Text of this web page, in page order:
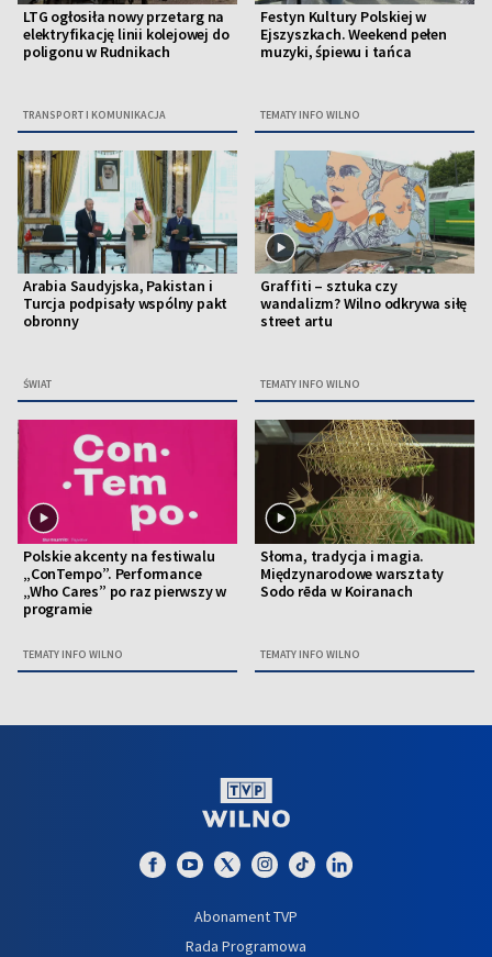
LTG ogłosiła nowy przetarg na
elektryfikację linii kolejowej do
poligonu w Rudnikach
TRANSPORT I KOMUNIKACJA
Festyn Kultury Polskiej w
Ejszyszkach. Weekend pełen
muzyki, śpiewu i tańca
TEMATY INFO WILNO
Arabia Saudyjska, Pakistan i
Turcja podpisały wspólny pakt
obronny
ŚWIAT
Graffiti – sztuka czy
wandalizm? Wilno odkrywa siłę
street artu
TEMATY INFO WILNO
Polskie akcenty na festiwalu
„ConTempo”. Performance
„Who Cares” po raz pierwszy w
programie
TEMATY INFO WILNO
Słoma, tradycja i magia.
Międzynarodowe warsztaty
Sodo rēda w Koiranach
TEMATY INFO WILNO
Abonament TVP
Rada Programowa